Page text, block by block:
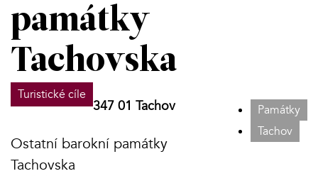
památky
Tachovska
Turistické cíle
Památky
Tachov
347 01 Tachov
Ostatní barokní památky
Tachovska